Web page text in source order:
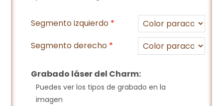
Segmento izquierdo *
Segmento derecho *
Grabado láser del Charm:
Puedes ver los tipos de grabado en la
imagen